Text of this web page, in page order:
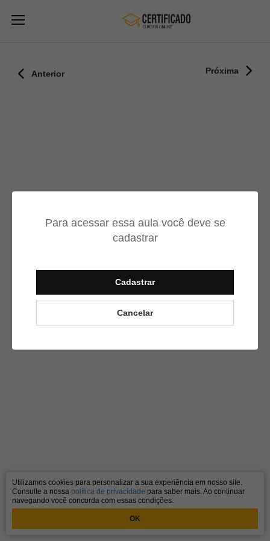
Para acessar essa aula você deve se
cadastrar
Cadastrar
Cancelar
Anterior Próxima
Utilizamos cookies para personalizar a sua experiência em nosso site.
Consulte a nossa política de privacidade para saber mais. Ao continuar
navegando você concorda com essas condições.
OK